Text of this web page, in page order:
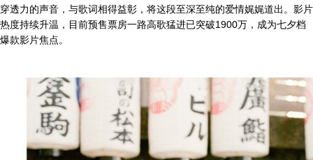
穿透力的声音，与歌词相得益彰，将这段至深至纯的爱情娓娓道出。影片
热度持续升温，目前预售票房一路高歌猛进已突破1900万，成为七夕档
爆款影片焦点。